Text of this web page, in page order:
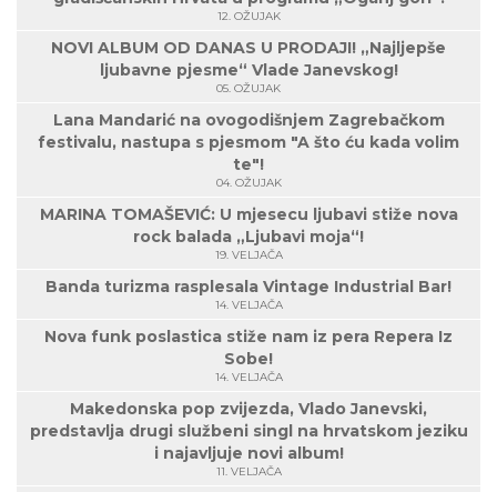
12. OŽUJAK
NOVI ALBUM OD DANAS U PRODAJI! „Najljepše
ljubavne pjesme“ Vlade Janevskog!
05. OŽUJAK
Lana Mandarić na ovogodišnjem Zagrebačkom
festivalu, nastupa s pjesmom "A što ću kada volim
te"!
04. OŽUJAK
MARINA TOMAŠEVIĆ: U mjesecu ljubavi stiže nova
rock balada „Ljubavi moja“!
19. VELJAČA
Banda turizma rasplesala Vintage Industrial Bar!
14. VELJAČA
Nova funk poslastica stiže nam iz pera Repera Iz
Sobe!
14. VELJAČA
Makedonska pop zvijezda, Vlado Janevski,
predstavlja drugi službeni singl na hrvatskom jeziku
i najavljuje novi album!
11. VELJAČA